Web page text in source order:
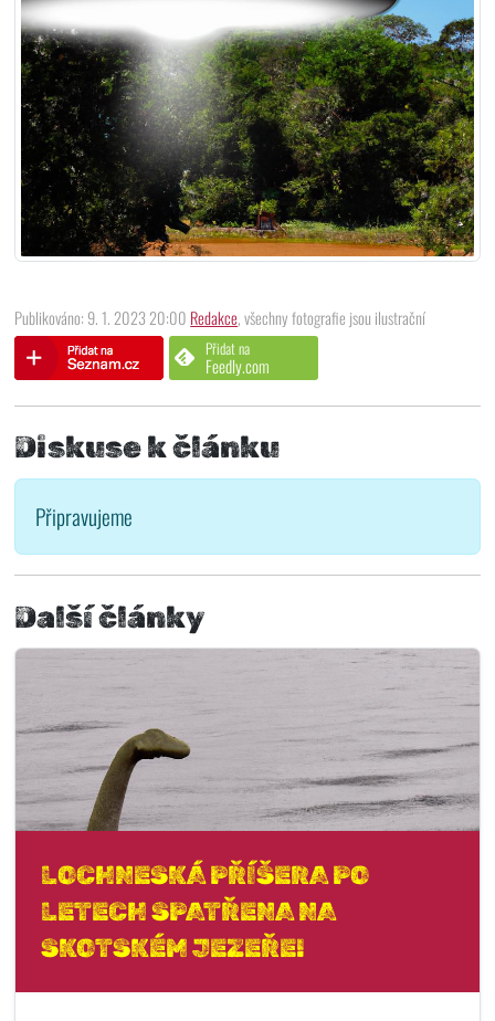
Publikováno: 9. 1. 2023 20:00 Redakce, všechny fotografie jsou ilustrační
Přidat na
Feedly.com
Diskuse k článku
Připravujeme
Další články
LOCHNESKÁ PŘÍŠERA PO
LETECH SPATŘENA NA
SKOTSKÉM JEZEŘE!